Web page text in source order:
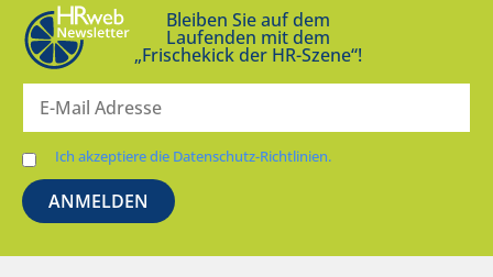
Bleiben Sie auf dem
Laufenden mit dem
„Frischekick der HR-Szene“!
Ich akzeptiere die Datenschutz-Richtlinien.